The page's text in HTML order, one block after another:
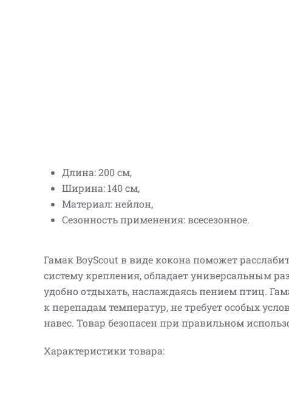
Длина: 200 см,
Ширина: 140 см,
Материал: нейлон,
Сезонность применения: всесезонное.
Гамак BoyScout в виде кокона поможет
систему крепления, обладает универсальным
удобно отдыхать, наслаждаясь пением птиц.
к перепадам температур, не требует особых
навес. Товар безопасен при правильном
Характеристики товара: